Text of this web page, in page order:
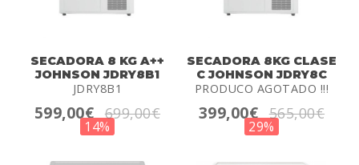
SECADORA 8 KG A++
JOHNSON JDRY8B1
JDRY8B1
599,00€ 699,00€
14%
SECADORA 8KG CLASE
C JOHNSON JDRY8C
PRODUCO AGOTADO !!!
399,00€ 565,00€
29%